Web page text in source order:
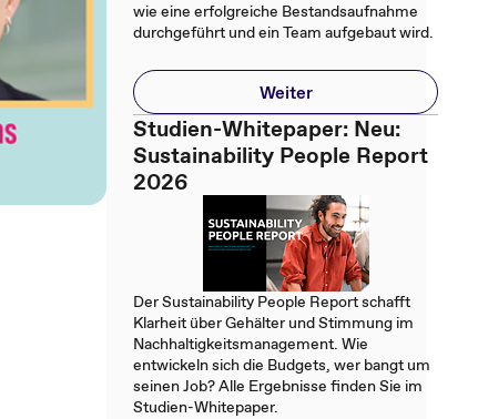
wie eine erfolgreiche Bestandsaufnahme
durchgeführt und ein Team aufgebaut wird.
Weiter
Studien-Whitepaper: Neu:
Sustainability People Report
2026
Der Sustainability People Report schafft
Klarheit über Gehälter und Stimmung im
Nachhaltigkeitsmanagement. Wie
entwickeln sich die Budgets, wer bangt um
seinen Job? Alle Ergebnisse finden Sie im
Studien-Whitepaper.